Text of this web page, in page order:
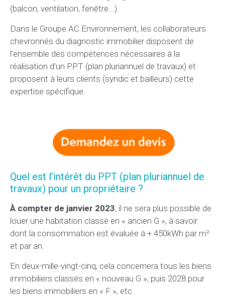
(balcon, ventilation, fenêtre...).
Dans le Groupe AC Environnement, les collaborateurs
chevronnés du diagnostic immobilier disposent de
l’ensemble des compétences nécessaires à la
réalisation d’un PPT (plan pluriannuel de travaux) et
proposent à leurs clients (syndic et bailleurs) cette
expertise spécifique.
Quel est l’intérêt du PPT (plan pluriannuel de
travaux) pour un propriétaire ?
À compter de janvier 2023, il ne sera plus possible de
louer une habitation classé en « ancien G », à savoir
dont la consommation est évaluée à + 450kWh par m²
et par an.
En deux-mille-vingt-cinq, cela concernera tous les biens
immobiliers classés en « nouveau G », puis 2028 pour
les biens immobiliers en « F », etc.